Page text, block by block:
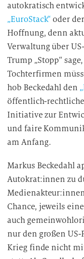
autokratisch
„EuroStack“ oder
Hoffnung, denn
Verwaltung über
Trump „Stopp“
Tochterfirmen
hob Beckedahl den
öffentlich-
Initiative zur
und faire
am Anfang.
Markus Beckedahl
Autokrat:innen zu
Chance, jeweils
auch
nur den großen US-
Krieg finde nicht